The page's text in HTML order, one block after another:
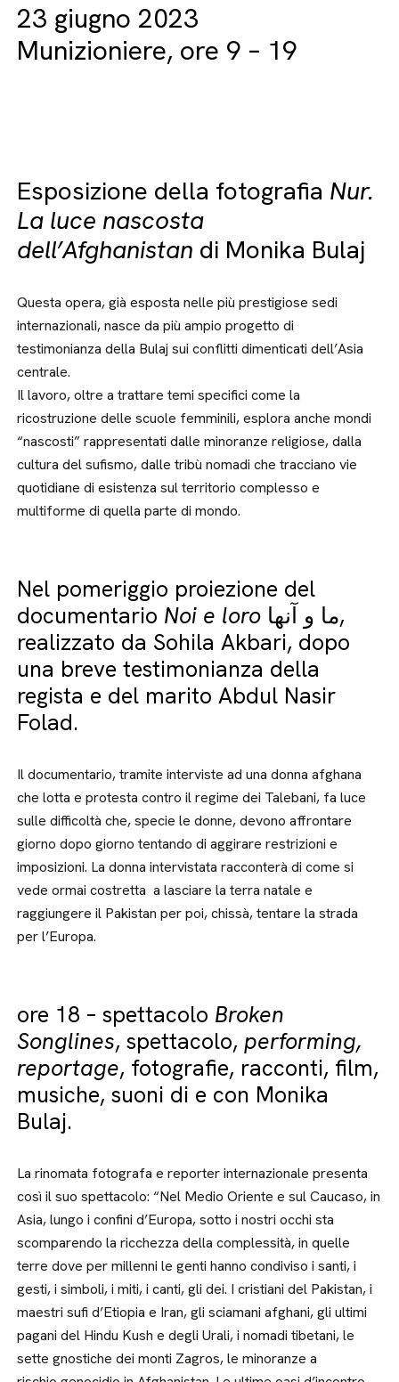
23 giugno 2023
Munizioniere, ore 9 – 19
Esposizione della fotografia Nur.
La luce nascosta
dell’Afghanistan di Monika Bulaj
Questa opera, già esposta nelle più prestigiose sedi
internazionali, nasce da più ampio progetto di
testimonianza della Bulaj sui conflitti dimenticati dell’Asia
centrale.
Il lavoro, oltre a trattare temi specifici come la
ricostruzione delle scuole femminili, esplora anche mondi
“nascosti” rappresentati dalle minoranze religiose, dalla
cultura del sufismo, dalle tribù nomadi che tracciano vie
quotidiane di esistenza sul territorio complesso e
multiforme di quella parte di mondo.
Nel pomeriggio proiezione del
documentario Noi e loro
realizzato da Sohila Akbari, dopo
una breve testimonianza della
regista e del marito Abdul Nasir
Folad.
Il documentario, tramite interviste ad una donna afghana
che lotta e protesta contro il regime dei Talebani, fa luce
sulle difficoltà che, specie le donne, devono affrontare
giorno dopo giorno tentando di aggirare restrizioni e
imposizioni. La donna intervistata racconterà di come si
vede ormai costretta a lasciare la terra natale e
raggiungere il Pakistan per poi, chissà, tentare la strada
per l’Europa.
ore 18 – spettacolo Broken
Songlines, spettacolo,performing,
reportage, fotografie, racconti, film,
musiche, suoni di e con Monika
Bulaj.
La rinomata fotografa e reporter internazionale presenta
così il suo spettacolo: “Nel Medio Oriente e sul Caucaso, in
Asia, lungo i confini d’Europa, sotto i nostri occhi sta
scomparendo la ricchezza della complessità, in quelle
terre dove per millenni le genti hanno condiviso i santi, i
gesti, i simboli, i miti, i canti, gli dei. I cristiani del Pakistan, i
maestri sufi d’Etiopia e Iran, gli sciamani afghani, gli ultimi
pagani del Hindu Kush e degli Urali, i nomadi tibetani, le
sette gnostiche dei monti Zagros, le minoranze a